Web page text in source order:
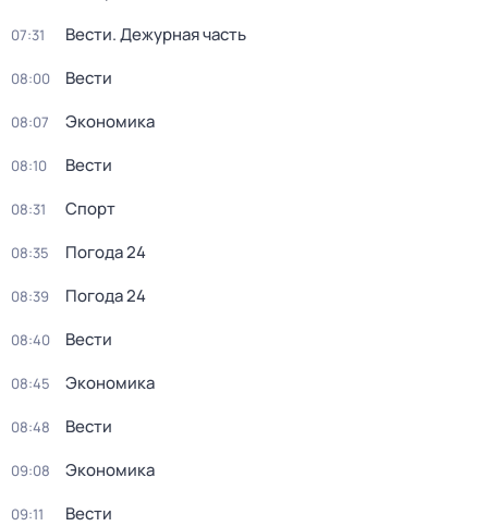
07:31 Вести. Дежурная часть
08:00 Вести
08:07 Экономика
08:10 Вести
08:31 Спорт
08:35 Погода 24
08:39 Погода 24
08:40 Вести
08:45 Экономика
08:48 Вести
09:08 Экономика
09:11 Вести